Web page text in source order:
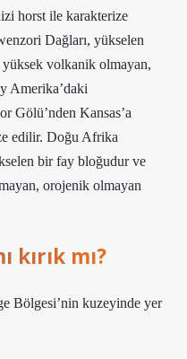
horst ile karakterize
Dağları, yükselen
volkanik olmayan,
Amerika’daki
Gölü’nden Kansas’a
edilir. Doğu Afrika
bir fay bloğudur ve
orojenik olmayan
kırık mı?
Bölgesi’nin kuzeyinde yer